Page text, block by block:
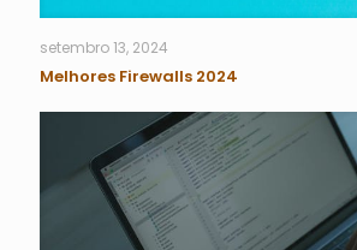
setembro 13, 2024
Melhores Firewalls 2024